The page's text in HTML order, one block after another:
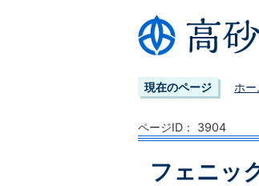
現在のページ ホー
ページID： 3904
フェニッ